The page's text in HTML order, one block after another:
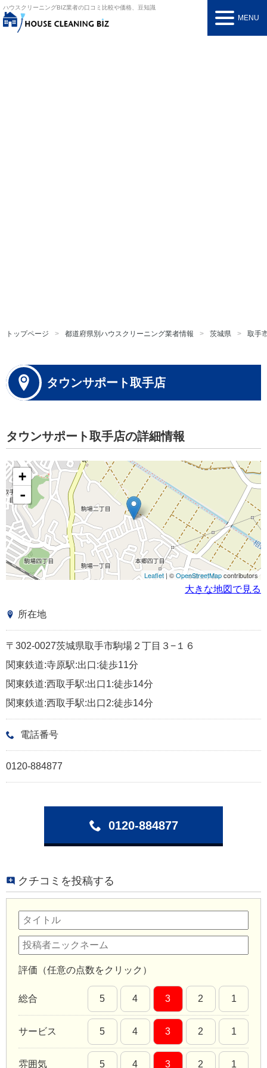
ハウスクリーニングBIZ業者の口コミ比較や価格、豆知識
MENU
トップページ 都道府県別ハウスクリーニング業者情報 茨城県 取手
タウンサポート取手店
タウンサポート取手店の詳細情報
+
-
Leaflet | ©OpenStreetMapcontributors
大きな地図で見る
所在地
〒302-0027茨城県取手市駒場２丁目３−１６
関東鉄道:寺原駅:出口:徒歩11分
関東鉄道:西取手駅:出口1:徒歩14分
関東鉄道:西取手駅:出口2:徒歩14分
電話番号
0120-884877
0120-884877
クチコミを投稿する
評価（任意の点数をクリック）
総合 5 4 3 2 1
サービス 5 4 3 2 1
雰囲気 5 4 3 2 1